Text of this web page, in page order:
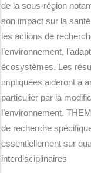
de la sous-région
son impact sur la
les actions de
l’environnement,
écosystèmes. Les
impliquées aideront à
particulier par la
l’environnement.
de recherche
essentiellement sur
interdisciplinaires